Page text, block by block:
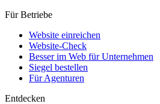
Für Betriebe
Website einreichen
Website-Check
Besser im Web für Unternehmen
Siegel bestellen
Für Agenturen
Entdecken